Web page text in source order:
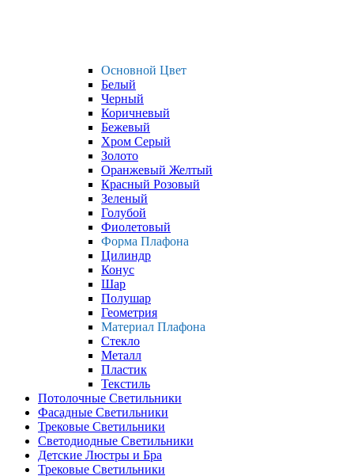
Основной Цвет
Белый
Черный
Коричневый
Бежевый
Хром Серый
Золото
Оранжевый Желтый
Красный Розовый
Зеленый
Голубой
Фиолетовый
Форма Плафона
Цилиндр
Конус
Шар
Полушар
Геометрия
Материал Плафона
Стекло
Металл
Пластик
Текстиль
Потолочные Светильники
Фасадные Светильники
Трековые Светильники
Светодиодные Светильники
Детские Люстры и Бра
Трековые Светильники